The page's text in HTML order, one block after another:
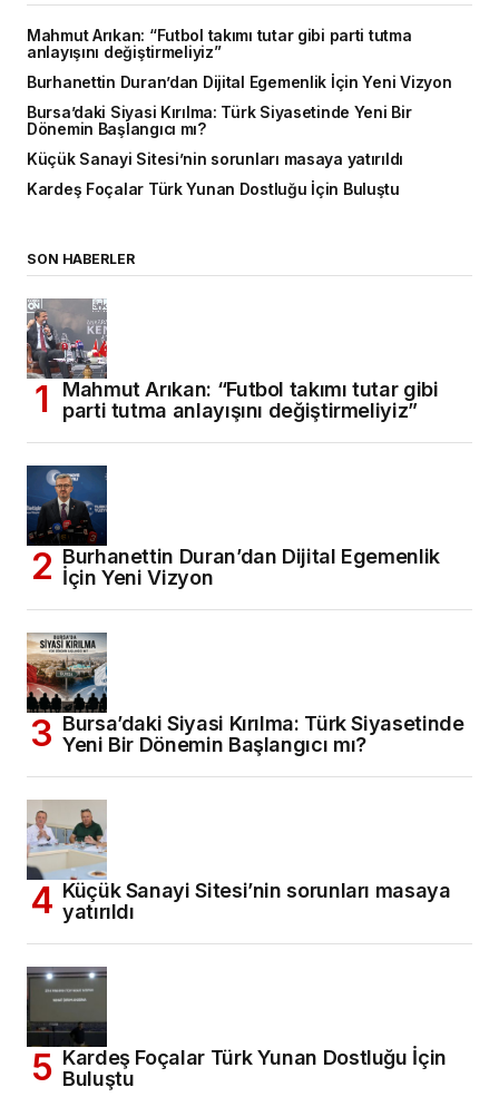
Mahmut Arıkan: “Futbol takımı tutar gibi parti tutma
anlayışını değiştirmeliyiz”
Burhanettin Duran’dan Dijital Egemenlik İçin Yeni Vizyon
Bursa’daki Siyasi Kırılma: Türk Siyasetinde Yeni Bir
Dönemin Başlangıcı mı?
Küçük Sanayi Sitesi’nin sorunları masaya yatırıldı
Kardeş Foçalar Türk Yunan Dostluğu İçin Buluştu
SON HABERLER
Mahmut Arıkan: “Futbol takımı tutar gibi
parti tutma anlayışını değiştirmeliyiz”
Burhanettin Duran’dan Dijital Egemenlik
İçin Yeni Vizyon
Bursa’daki Siyasi Kırılma: Türk Siyasetinde
Yeni Bir Dönemin Başlangıcı mı?
Küçük Sanayi Sitesi’nin sorunları masaya
yatırıldı
Kardeş Foçalar Türk Yunan Dostluğu İçin
Buluştu